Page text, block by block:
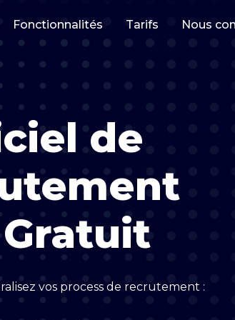
Fonctionnalités Tarifs Nous
de
Gratuit
vos process de recrutement :